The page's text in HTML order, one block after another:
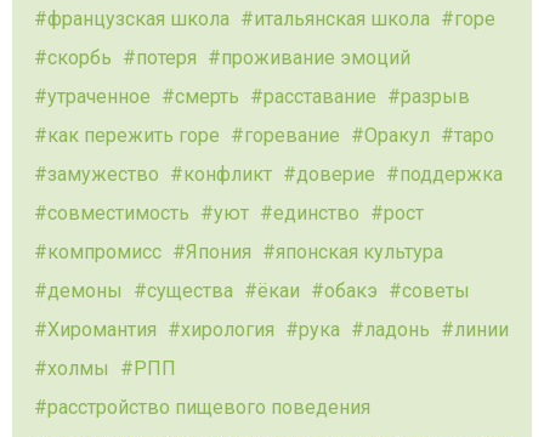
французская школа
итальянская школа
горе
скорбь
потеря
проживание эмоций
утраченное
смерть расставание
разрыв
как пережить горе
горевание Оракул
таро
замужество
конфликт доверие
поддержка
совместимость
уют единство
рост
компромисс
Япония
японская культура
демоны
существа ёкаи обакэ
советы
Хиромантия
хирология рука ладонь
линии
холмы
РПП
расстройство пищевого поведения